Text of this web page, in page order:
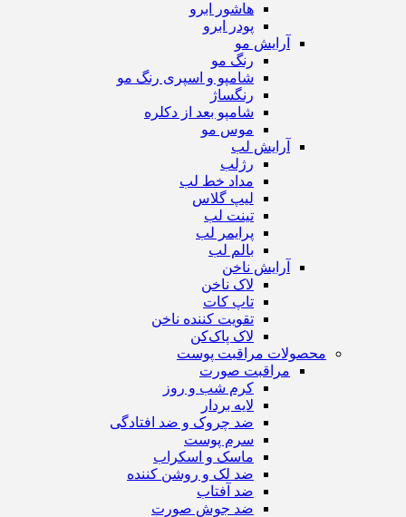
هاشور ابرو
پودر ابرو
آرایش مو
رنگ مو
شامپو و اسپری رنگ مو
رنگساژ
شامپو بعد از دکلره
موس مو
آرایش لب
رژ‌لب
مداد خط لب
لیپ گلاس
تینت لب
پرایمر لب
بالم لب
آرایش ناخن
لاک ناخن
تاپ‌ کات
تقویت کننده ناخن
لاک پاک‌کن
محصولات مراقبت پوست
مراقبت صورت
کرم شب و روز
لایه بردار
ضد چروک و ضد افتادگی
سرم پوست
ماسک و اسکراب
ضد لک و روشن کننده
ضد آفتاب
ضد جوش صورت